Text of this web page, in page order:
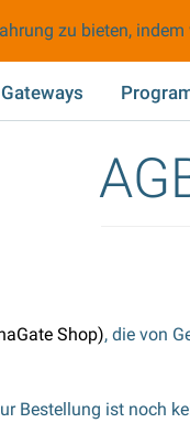
Shop), die von
Bestellung ist noch
zu bieten,